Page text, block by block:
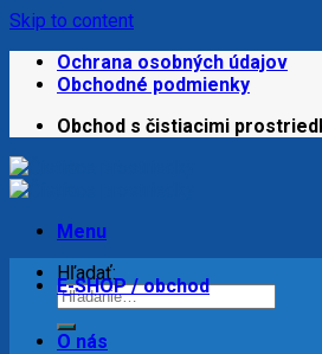
Skip to content
Ochrana osobných údajov
Obchodné podmienky
Obchod s čistiacimi
Menu
Hľadať:
E-SHOP / obchod
O nás